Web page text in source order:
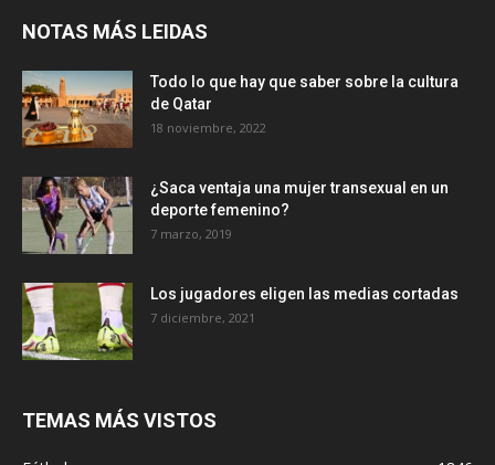
NOTAS MÁS LEIDAS
Todo lo que hay que saber sobre la cultura
de Qatar
18 noviembre, 2022
¿Saca ventaja una mujer transexual en un
deporte femenino?
7 marzo, 2019
Los jugadores eligen las medias cortadas
7 diciembre, 2021
TEMAS MÁS VISTOS